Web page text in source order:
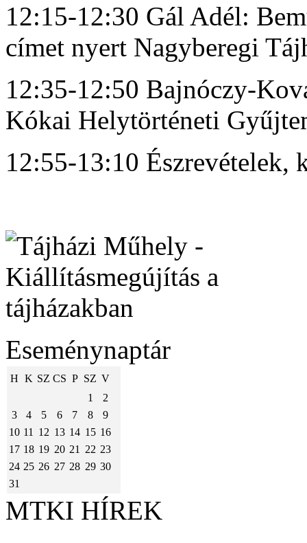
12:15-12:30 Gál Adél:
címet nyert Nagyberegi
12:35-12:50 Bajnóczy-
Kókai Helytörténeti
12:55-13:10 Észrevételek,
Eseménynaptár
H K SZ CS P SZ V
1
2
3
4 5 6 7 8
9
10 11 12 13 14 15 16
17 18 19 20 21 22 23
24 25 26 27 28 29 30
31
MTKI HÍREK